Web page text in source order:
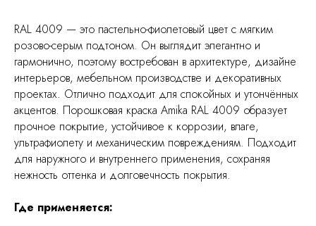
RAL 4009 — это пастельно-фиолетовый цвет с мягким
розово-серым подтоном. Он выглядит элегантно и
гармонично, поэтому востребован в архитектуре, дизайне
интерьеров, мебельном производстве и декоративных
проектах. Отлично подходит для спокойных и утончённых
акцентов. Порошковая краска Amika RAL 4009 образует
прочное покрытие, устойчивое к коррозии, влаге,
ультрафиолету и механическим повреждениям. Подходит
для наружного и внутреннего применения, сохраняя
нежность оттенка и долговечность покрытия.
Где применяется: